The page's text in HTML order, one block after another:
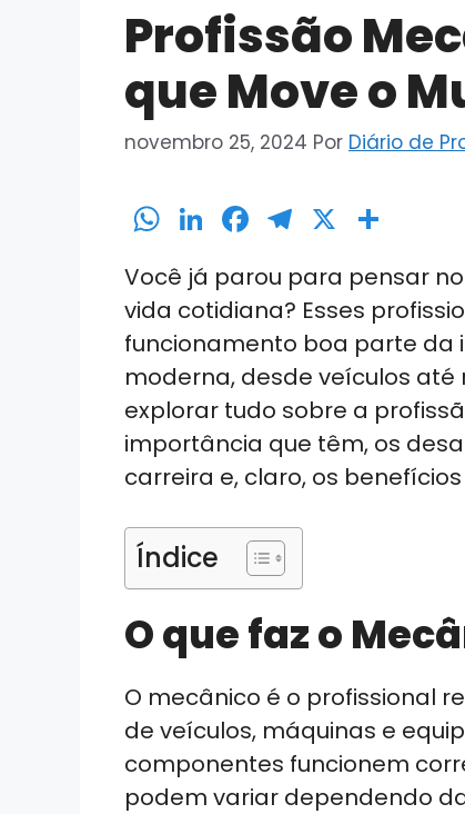
Profissão
que Move o
novembro 25, 2024 Por Diário de
W
h
a
ts
A
p
p
Li
k
e
dI
n
F
c
e
b
o
o
k
T
e
gr
a
m
X
ar
e
Você já parou para pensar
vida cotidiana? Esses
funcionamento boa parte da
moderna, desde veículos
explorar tudo sobre a
importância que têm, os
carreira e, claro, os
Índice
O que faz o
O mecânico é o profissional
de veículos, máquinas e
componentes funcionem
podem variar dependendo